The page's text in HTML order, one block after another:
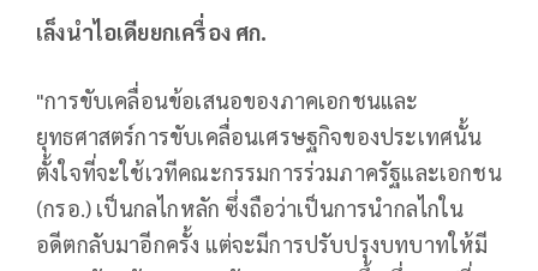
เล็งนำไอเดียยกเครื่อง ศก.
"การขับเคลื่อนข้อเสนอของภาคเอกชนและ
ยุทธศาสตร์การขับเคลื่อนเศรษฐกิจของประเทศนั้น
ตั้งใจที่จะใช้เวทีคณะกรรมการร่วมภาครัฐและเอกชน
(กรอ.) เป็นกลไกหลัก ซึ่งถือว่าเป็นการนำกลไกใน
อดีตกลับมาอีกครั้ง แต่จะมีการปรับปรุงบทบาทให้มี